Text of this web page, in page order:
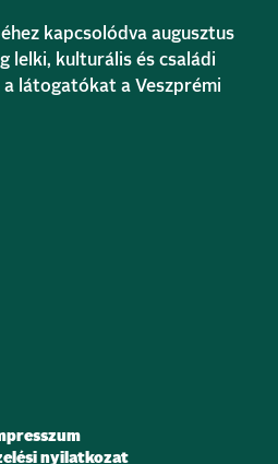
kapcsolódva augusztus
lelki, kulturális és családi
látogatókat a Veszprémi
nyilatkozat